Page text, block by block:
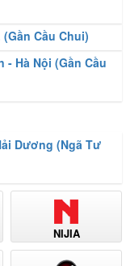
Cầu Chui)
Hà Nội (Gần Cầu
Dương (Ngã Tư
NIJIA